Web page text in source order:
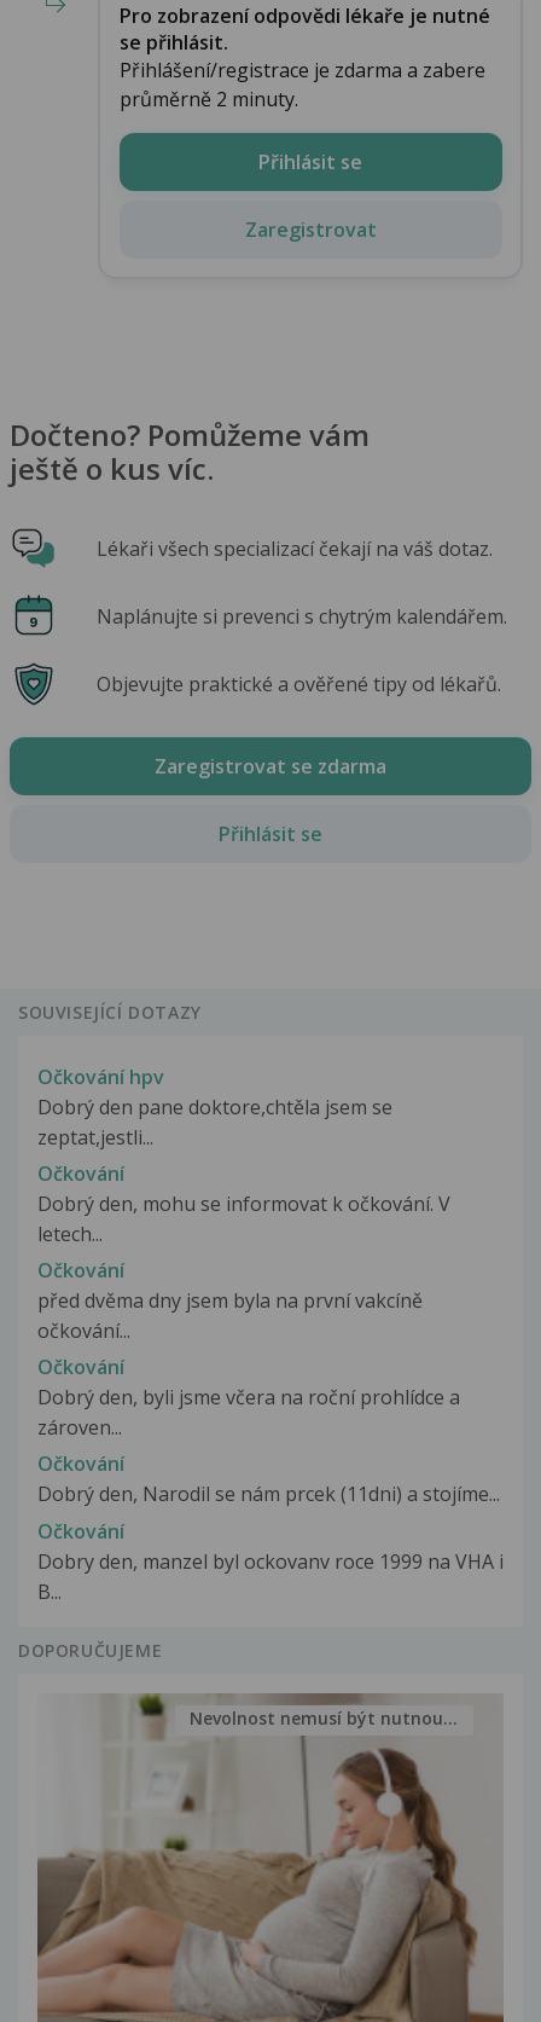
Pro zobrazení odpovědi lékaře je nutné
se přihlásit.
Přihlášení/registrace je zdarma a zabere
průměrně 2 minuty.
Přihlásit se
Zaregistrovat
Dočteno? Pomůžeme vám
ještě o kus víc.
Lékaři všech specializací čekají na váš dotaz.
Naplánujte si prevenci s chytrým kalendářem.
Objevujte praktické a ověřené tipy od lékařů.
Zaregistrovat se zdarma
Přihlásit se
SOUVISEJÍCÍ DOTAZY
Očkování hpv
Dobrý den pane doktore,chtěla jsem se
zeptat,jestli...
Očkování
Dobrý den, mohu se informovat k očkování. V
letech...
Očkování
před dvěma dny jsem byla na první vakcíně
očkování...
Očkování
Dobrý den, byli jsme včera na roční prohlídce a
zároven...
Očkování
Dobrý den, Narodil se nám prcek (11dni) a stojíme...
Očkování
Dobry den, manzel byl ockovanv roce 1999 na VHA i
B...
DOPORUČUJEME
Nevolnost nemusí být nutnou...